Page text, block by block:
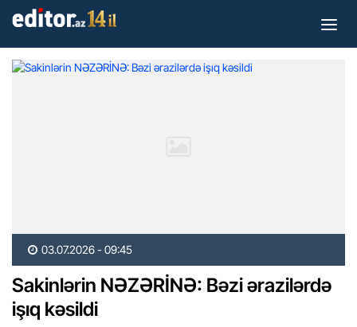
03.07.2026 - 09:45
Sakinlərin NƏZƏRİNƏ: Bəzi ərazilərdə
işıq kəsildi